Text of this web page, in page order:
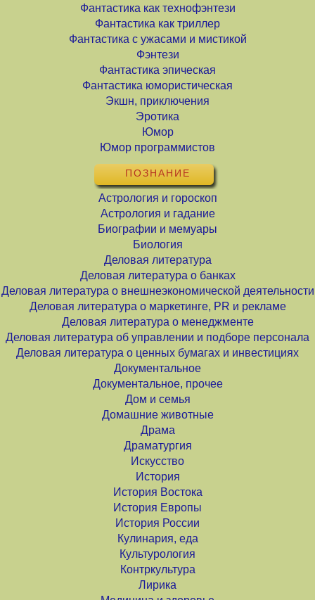
Фантастика как технофэнтези
Фантастика как триллер
Фантастика с ужасами и мистикой
Фэнтези
Фантастика эпическая
Фантастика юмористическая
Экшн, приключения
Эротика
Юмор
Юмор программистов
ПОЗНАНИЕ
Астрология и гороскоп
Астрология и гадание
Биографии и мемуары
Биология
Деловая литература
Деловая литература о банках
Деловая литература о внешнеэкономической деятельности
Деловая литература о маркетинге, PR и рекламе
Деловая литература о менеджменте
Деловая литература об управлении и подборе персонала
Деловая литература о ценных бумагах и инвестициях
Документальное
Документальное, прочее
Дом и семья
Домашние животные
Драма
Драматургия
Искусство
История
История Востока
История Европы
История России
Кулинария, еда
Культурология
Контркультура
Лирика